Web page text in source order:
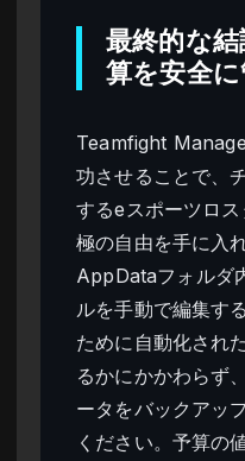
最終的な
算を安全
Teamfight
功させることで、
するeスポーツロ
極の自由を手に入
AppDataフォルダ
ルを手動で編集す
ために自動化され
るかにかかわらず
ータをバックアッ
ください。予算